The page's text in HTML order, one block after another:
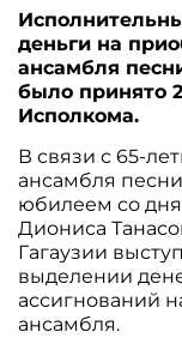
деньги на
ансамбля
было принято
Исполкома.
В связи с 65-
ансамбля
юбилеем со
Диониса
Гагаузии
выделении
ассигнований
ансамбля.